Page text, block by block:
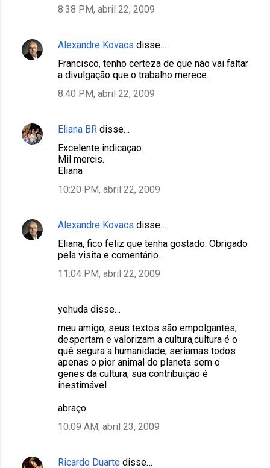
8:38 PM, abril 22, 2009
Alexandre Kovacs disse…
Francisco, tenho certeza de que não vai faltar
a divulgação que o trabalho merece.
8:40 PM, abril 22, 2009
Eliana BR disse…
Excelente indicaçao.
Mil mercis.
Eliana
10:20 PM, abril 22, 2009
Alexandre Kovacs disse…
Eliana, fico feliz que tenha gostado. Obrigado
pela visita e comentário.
11:04 PM, abril 22, 2009
yehuda disse…
meu amigo, seus textos são empolgantes,
despertam e valorizam a cultura,cultura é o
quê segura a humanidade, seriamas todos
apenas o pior animal do planeta sem o
genes da cultura, sua contribuição é
inestimável
abraço
10:09 AM, abril 23, 2009
Ricardo Duarte disse…